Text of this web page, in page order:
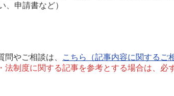
、申請書など）
やご相談は、 こちら（記事内容に関するご
制度に関する記事を参考とする場合は、必